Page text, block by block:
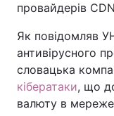
провайдерів
Як повідомляв
антивірусного
словацька
кібератаки, що
валюту в